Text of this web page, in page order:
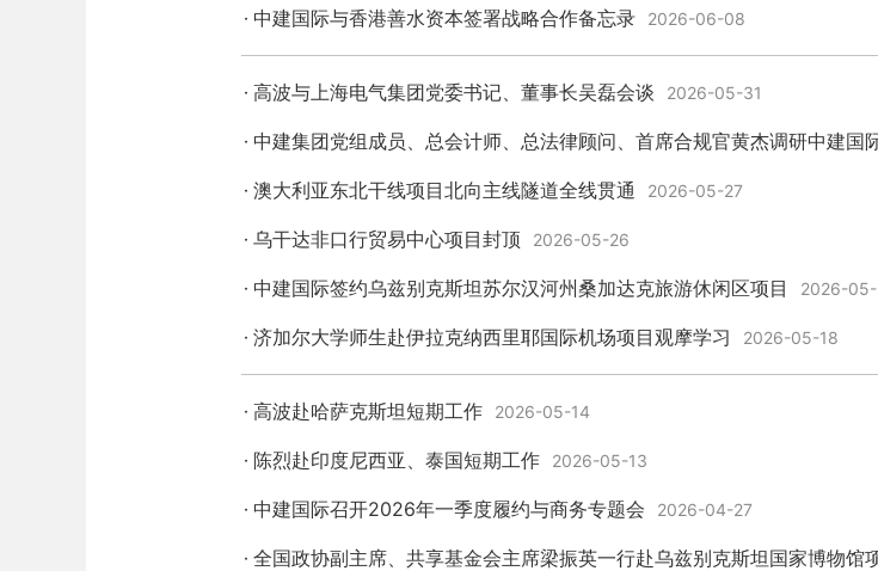
中建国际与香港善水资本签署战略合作备忘录 2026-06-08
高波与上海电气集团党委书记、董事长吴磊会谈 2026-05-31
中建集团党组成员、总会计师、总法律顾问、首席合规官黄杰调研中建国
澳大利亚东北干线项目北向主线隧道全线贯通 2026-05-27
乌干达非口行贸易中心项目封顶 2026-05-26
中建国际签约乌兹别克斯坦苏尔汉河州桑加达克旅游休闲区项目 2026-05-
济加尔大学师生赴伊拉克纳西里耶国际机场项目观摩学习 2026-05-18
高波赴哈萨克斯坦短期工作 2026-05-14
陈烈赴印度尼西亚、泰国短期工作 2026-05-13
中建国际召开2026年一季度履约与商务专题会 2026-04-27
全国政协副主席、共享基金会主席梁振英一行赴乌兹别克斯坦国家博物馆